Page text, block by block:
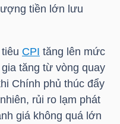
tiền lớn lưu
CPI tăng lên mức
tăng từ vòng quay
Chính phủ thúc đẩy
rủi ro lạm phát
giá không quá lớn